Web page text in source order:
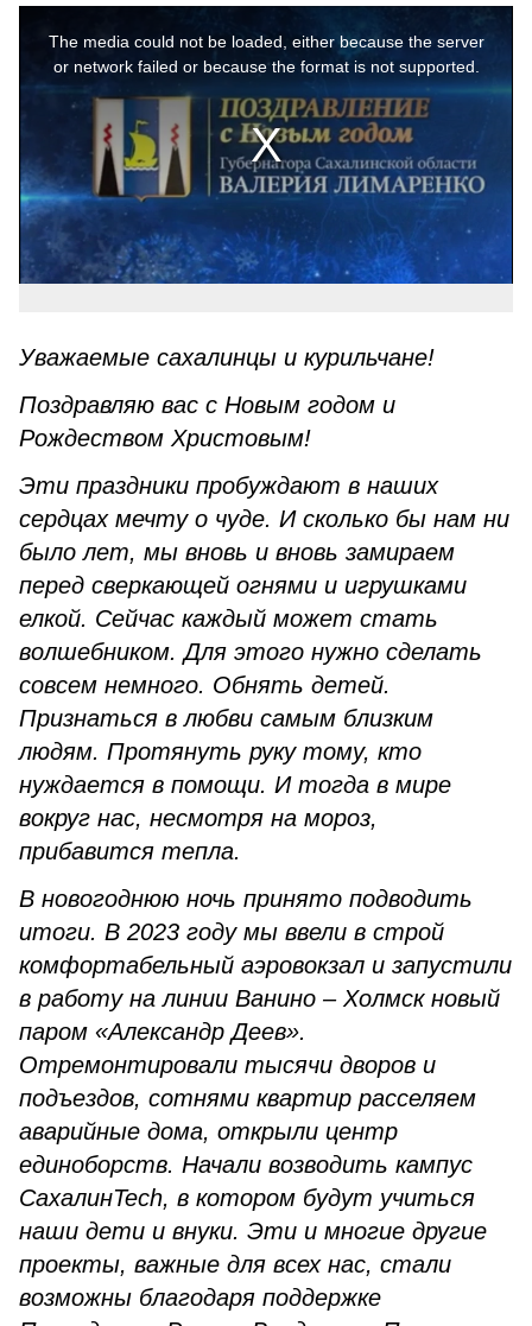
The media could not be loaded, either because the server
or network failed or because the format is not supported.
Уважаемые сахалинцы и курильчане!
Поздравляю вас с Новым годом и
Рождеством Христовым!
Эти праздники пробуждают в наших
сердцах мечту о чуде. И сколько бы нам ни
было лет, мы вновь и вновь замираем
перед сверкающей огнями и игрушками
елкой. Сейчас каждый может стать
волшебником. Для этого нужно сделать
совсем немного. Обнять детей.
Признаться в любви самым близким
людям. Протянуть руку тому, кто
нуждается в помощи. И тогда в мире
вокруг нас, несмотря на мороз,
прибавится тепла.
В новогоднюю ночь принято подводить
итоги. В 2023 году мы ввели в строй
комфортабельный аэровокзал и запустили
в работу на линии Ванино – Холмск новый
паром «Александр Деев».
Отремонтировали тысячи дворов и
подъездов, сотнями квартир расселяем
аварийные дома, открыли центр
единоборств. Начали возводить кампус
СахалинTech, в котором будут учиться
наши дети и внуки. Эти и многие другие
проекты, важные для всех нас, стали
возможны благодаря поддержке